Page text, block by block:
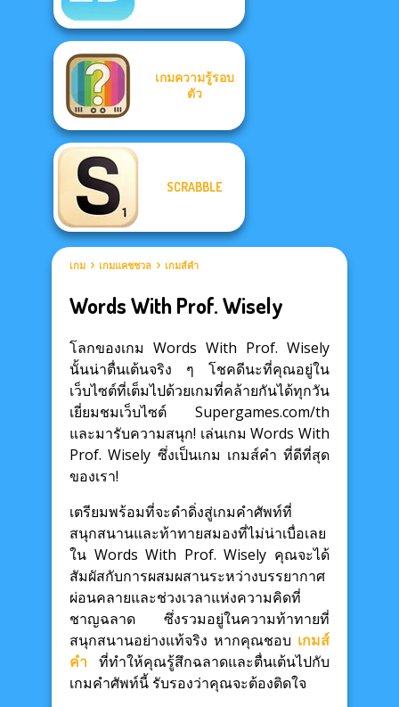
เกมความรู้รอบ
ตัว
SCRABBLE
เกม เกมแคชชวล เกมส์คำ
Words With Prof. Wisely
โลกของเกม Words With Prof. Wisely
นั้นน่าตื่นเต้นจริง ๆ โชคดีนะที่คุณอยู่ใน
เว็บไซต์ที่เต็มไปด้วยเกมที่คล้ายกันได้ทุกวัน
เยี่ยมชมเว็บไซต์ Supergames.com/th
และมารับความสนุก! เล่นเกม Words With
Prof. Wisely ซึ่งเป็นเกม เกมส์คำ ที่ดีที่สุด
ของเรา!
เตรียมพร้อมที่จะดำดิ่งสู่เกมคำศัพท์ที่
สนุกสนานและท้าทายสมองที่ไม่น่าเบื่อเลย
ใน Words With Prof. Wisely คุณจะได้
สัมผัสกับการผสมผสานระหว่างบรรยากาศ
ผ่อนคลายและช่วงเวลาแห่งความคิดที่
ชาญฉลาด ซึ่งรวมอยู่ในความท้าทายที่
สนุกสนานอย่างแท้จริง หากคุณชอบ เกมส์
คำ ที่ทำให้คุณรู้สึกฉลาดและตื่นเต้นไปกับ
เกมคำศัพท์นี้ รับรองว่าคุณจะต้องติดใจ